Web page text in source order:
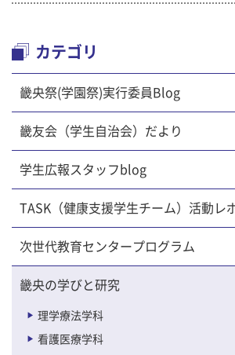
カテゴリ
畿央祭(学園祭)実行委員Blog
畿友会（学生自治会）だより
学生広報スタッフblog
TASK（健康支援学生チーム）活動レ
次世代教育センタープログラム
畿央の学びと研究
理学療法学科
看護医療学科